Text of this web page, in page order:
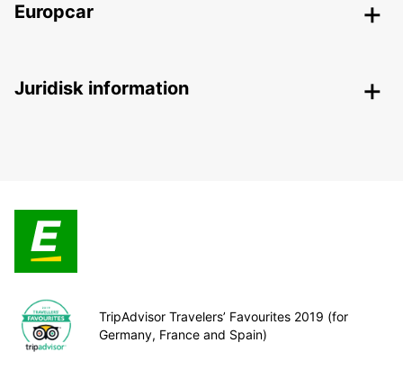
Europcar
Juridisk information
TripAdvisor Travelers’ Favourites 2019 (for
Germany, France and Spain)